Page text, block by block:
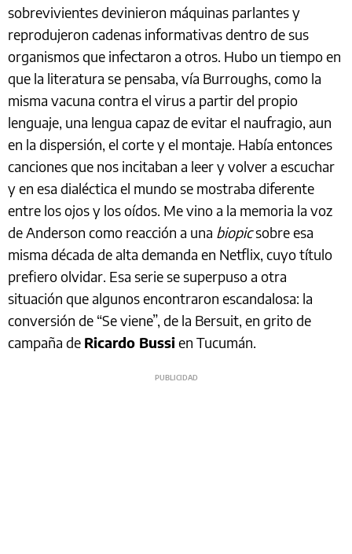
sobrevivientes devinieron máquinas parlantes y
reprodujeron cadenas informativas dentro de sus
organismos que infectaron a otros. Hubo un tiempo en
que la literatura se pensaba, vía Burroughs, como la
misma vacuna contra el virus a partir del propio
lenguaje, una lengua capaz de evitar el naufragio, aun
en la dispersión, el corte y el montaje. Había entonces
canciones que nos incitaban a leer y volver a escuchar
y en esa dialéctica el mundo se mostraba diferente
entre los ojos y los oídos. Me vino a la memoria la voz
de Anderson como reacción a una biopicsobre esa
misma década de alta demanda en Netflix, cuyo título
prefiero olvidar. Esa serie se superpuso a otra
situación que algunos encontraron escandalosa: la
conversión de “Se viene”, de la Bersuit, en grito de
campaña de Ricardo Bussien Tucumán.